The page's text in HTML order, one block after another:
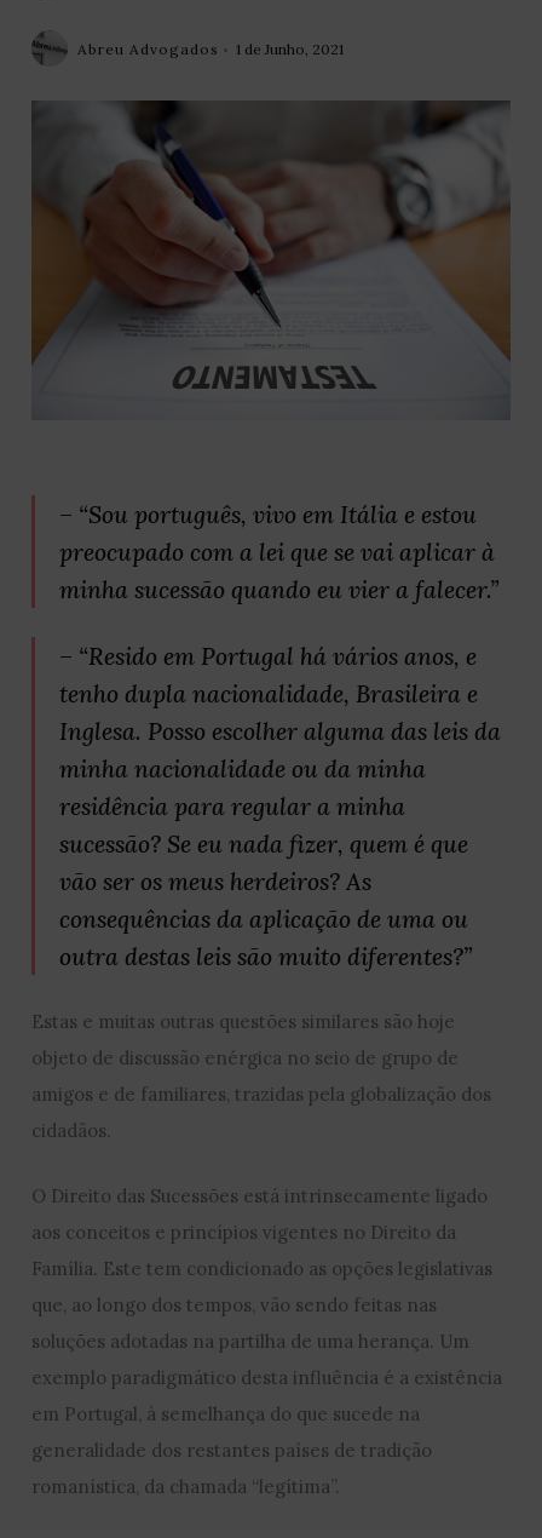
Abreu Advogados 1 de Junho, 2021
– “Sou português, vivo em Itália e estou
preocupado com a lei que se vai aplicar à
minha sucessão quando eu vier a falecer.”
– “Resido em Portugal há vários anos, e
tenho dupla nacionalidade, Brasileira e
Inglesa. Posso escolher alguma das leis da
minha nacionalidade ou da minha
residência para regular a minha
sucessão? Se eu nada fizer, quem é que
vão ser os meus herdeiros? As
consequências da aplicação de uma ou
outra destas leis são muito diferentes?”
Estas e muitas outras questões similares são hoje
objeto de discussão enérgica no seio de grupo de
amigos e de familiares, trazidas pela globalização dos
cidadãos.
O Direito das Sucessões está intrinsecamente ligado
aos conceitos e princípios vigentes no Direito da
Família. Este tem condicionado as opções legislativas
que, ao longo dos tempos, vão sendo feitas nas
soluções adotadas na partilha de uma herança. Um
exemplo paradigmático desta influência é a existência
em Portugal, à semelhança do que sucede na
generalidade dos restantes países de tradição
romanística, da chamada “legítima”.